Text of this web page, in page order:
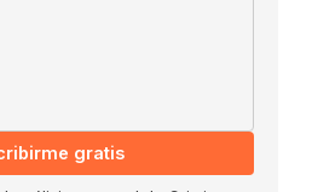
· Términos De Uso
gratis